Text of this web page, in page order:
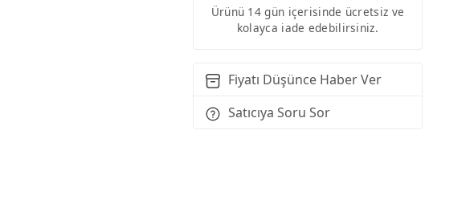
Ürünü 14 gün içerisinde ücretsiz ve
kolayca iade edebilirsiniz.
Fiyatı Düşünce Haber Ver
Satıcıya Soru Sor